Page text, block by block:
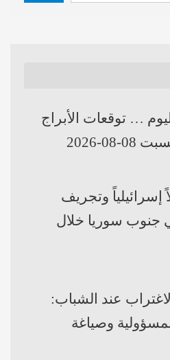
… توقعات الأبراج
08-2026
إسرائيلياً وتجريف
جنوب سوريا خلال
عند الشباب:
وصياغة